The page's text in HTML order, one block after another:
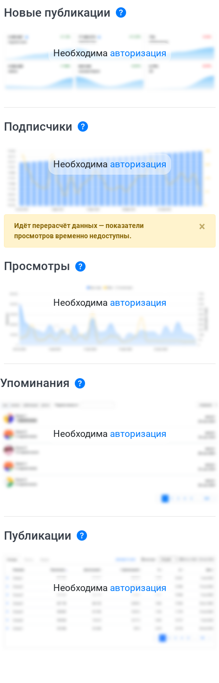
Новые публикации
Необходима авторизация
Подписчики
Необходима авторизация
×
Идёт перерасчёт данных — показатели
просмотров временно недоступны.
Просмотры
Необходима авторизация
Упоминания
Необходима авторизация
Публикации
Необходима авторизация